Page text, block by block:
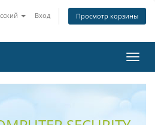
Вход Просмотр корзины